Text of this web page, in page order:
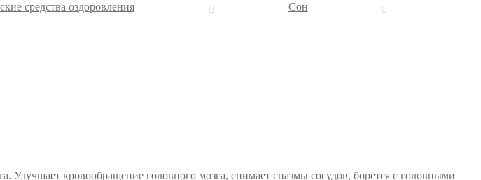
средства оздоровления
Сон
кровообращение головного мозга, снимает спазмы сосудов, борется с головными